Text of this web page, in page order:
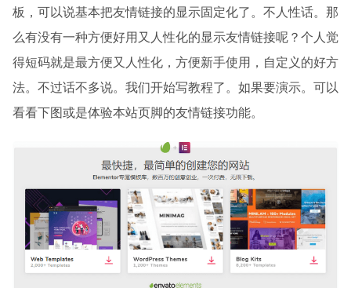
板，可以说基本把友情链接的显示固定化了。不人性话。那
么有没有一种方便好用又人性化的显示友情链接呢？个人觉
得短码就是最方便又人性化，方便新手使用，自定义的好方
法。不过话不多说。我们开始写教程了。如果要演示。可以
看看下图或是体验本站页脚的友情链接功能。